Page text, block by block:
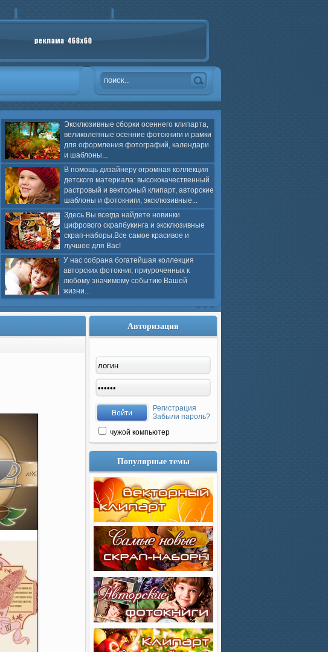
Эксклюзивные сборки осеннего клипарта,
великолепные осенние фотокниги и рамки
для оформления фотографий, календари
и шаблоны...
В помощь дизайнеру огромная коллекция
детского материала: высококачественный
растровый и векторный клипарт, авторские
шаблоны и фотокниги, эксклюзивные...
Здесь Вы всегда найдете новинки
цифрового скрапбукинга и эксклюзивные
скрап-наборы.Все самое красивое и
лучшее для Вас!
У нас собрана богатейшая коллекция
авторских фотокниг, приуроченных к
любому значимому событию Вашей
жизни...
Авторизация
Регистрация
Забыли пароль?
чужой компьютер
Популярные темы